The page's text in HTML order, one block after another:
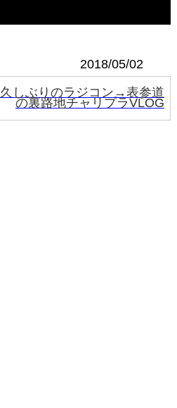
2018/05/02
久しぶりのラジコン→表参道
の裏路地チャリプラVLOG